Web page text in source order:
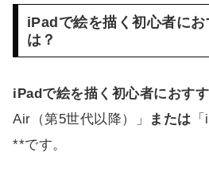
iPadで絵を描く初心者に
は？
iPadで絵を描く初心者におす
Air（第5世代以降）」
または
**です。